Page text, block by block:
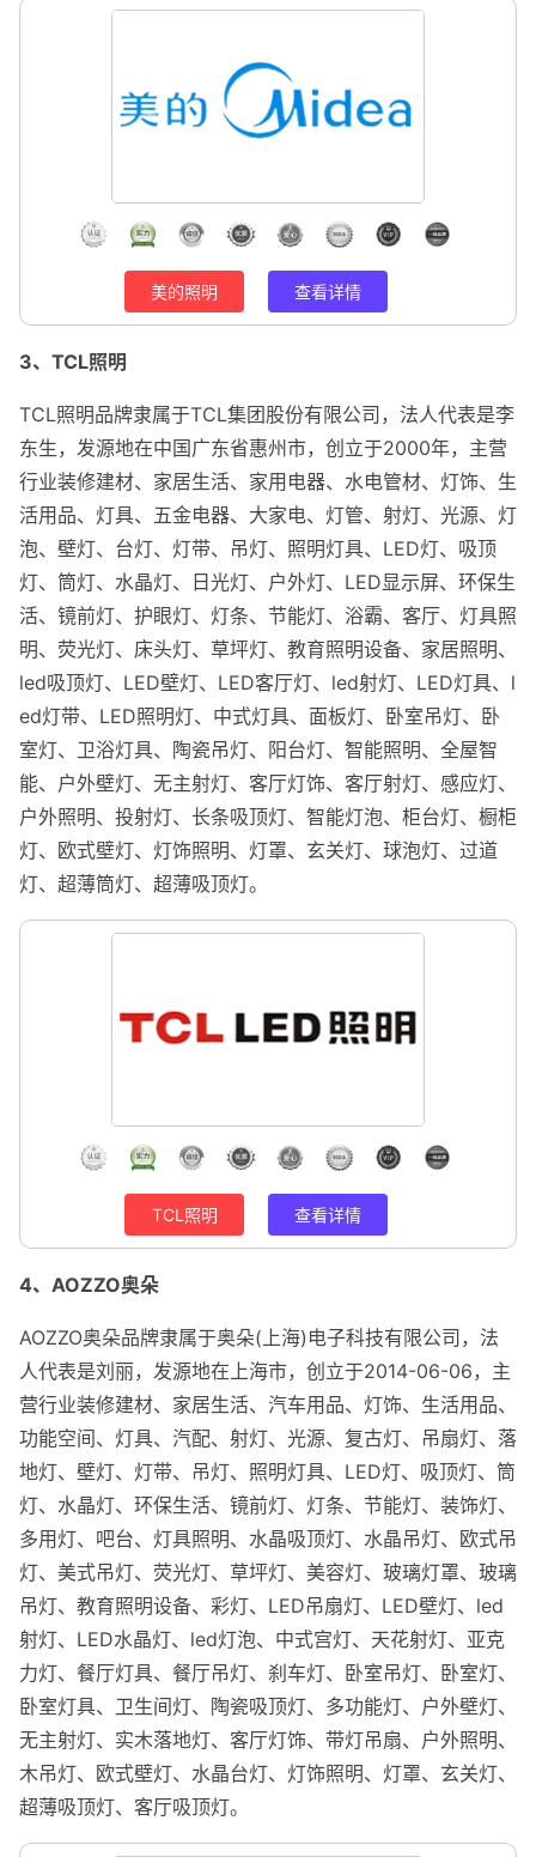
美的照明 查看详情
3、TCL照明
TCL照明品牌隶属于TCL集团股份有限公司，法人代表是李
东生，发源地在中国广东省惠州市，创立于2000年，主营
行业装修建材、家居生活、家用电器、水电管材、灯饰、生
活用品、灯具、五金电器、大家电、灯管、射灯、光源、灯
泡、壁灯、台灯、灯带、吊灯、照明灯具、LED灯、吸顶
灯、筒灯、水晶灯、日光灯、户外灯、LED显示屏、环保生
活、镜前灯、护眼灯、灯条、节能灯、浴霸、客厅、灯具照
明、荧光灯、床头灯、草坪灯、教育照明设备、家居照明、
led吸顶灯、LED壁灯、LED客厅灯、led射灯、LED灯具、l
ed灯带、LED照明灯、中式灯具、面板灯、卧室吊灯、卧
室灯、卫浴灯具、陶瓷吊灯、阳台灯、智能照明、全屋智
能、户外壁灯、无主射灯、客厅灯饰、客厅射灯、感应灯、
户外照明、投射灯、长条吸顶灯、智能灯泡、柜台灯、橱柜
灯、欧式壁灯、灯饰照明、灯罩、玄关灯、球泡灯、过道
灯、超薄筒灯、超薄吸顶灯。
TCL照明 查看详情
4、AOZZO奥朵
AOZZO奥朵品牌隶属于奥朵(上海)电子科技有限公司，法
人代表是刘丽，发源地在上海市，创立于2014-06-06，主
营行业装修建材、家居生活、汽车用品、灯饰、生活用品、
功能空间、灯具、汽配、射灯、光源、复古灯、吊扇灯、落
地灯、壁灯、灯带、吊灯、照明灯具、LED灯、吸顶灯、筒
灯、水晶灯、环保生活、镜前灯、灯条、节能灯、装饰灯、
多用灯、吧台、灯具照明、水晶吸顶灯、水晶吊灯、欧式吊
灯、美式吊灯、荧光灯、草坪灯、美容灯、玻璃灯罩、玻璃
吊灯、教育照明设备、彩灯、LED吊扇灯、LED壁灯、led
射灯、LED水晶灯、led灯泡、中式宫灯、天花射灯、亚克
力灯、餐厅灯具、餐厅吊灯、刹车灯、卧室吊灯、卧室灯、
卧室灯具、卫生间灯、陶瓷吸顶灯、多功能灯、户外壁灯、
无主射灯、实木落地灯、客厅灯饰、带灯吊扇、户外照明、
木吊灯、欧式壁灯、水晶台灯、灯饰照明、灯罩、玄关灯、
超薄吸顶灯、客厅吸顶灯。